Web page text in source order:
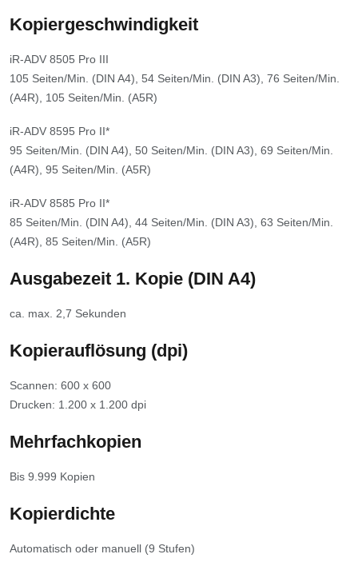
Kopiergeschwindigkeit
iR-ADV 8505 Pro III
105 Seiten/Min. (DIN A4), 54 Seiten/Min. (DIN A3), 76 Seiten/Min.
(A4R), 105 Seiten/Min. (A5R)
iR-ADV 8595 Pro II*
95 Seiten/Min. (DIN A4), 50 Seiten/Min. (DIN A3), 69 Seiten/Min.
(A4R), 95 Seiten/Min. (A5R)
iR-ADV 8585 Pro II*
85 Seiten/Min. (DIN A4), 44 Seiten/Min. (DIN A3), 63 Seiten/Min.
(A4R), 85 Seiten/Min. (A5R)
Ausgabezeit 1. Kopie (DIN A4)
ca. max. 2,7 Sekunden
Kopierauflösung (dpi)
Scannen: 600 x 600
Drucken: 1.200 x 1.200 dpi
Mehrfachkopien
Bis 9.999 Kopien
Kopierdichte
Automatisch oder manuell (9 Stufen)